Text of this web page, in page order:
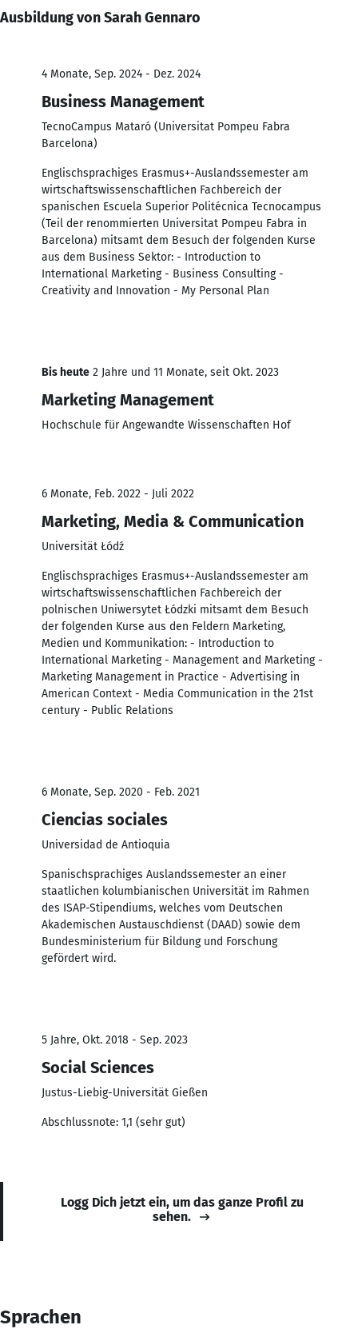
Ausbildung von Sarah Gennaro
4 Monate, Sep. 2024 - Dez. 2024
Business Management
TecnoCampus Mataró (Universitat Pompeu Fabra
Barcelona)
Englischsprachiges Erasmus+-Auslandssemester am
wirtschaftswissenschaftlichen Fachbereich der
spanischen Escuela Superior Politécnica Tecnocampus
(Teil der renommierten Universitat Pompeu Fabra in
Barcelona) mitsamt dem Besuch der folgenden Kurse
aus dem Business Sektor: - Introduction to
International Marketing - Business Consulting -
Creativity and Innovation - My Personal Plan
Bis heute 2 Jahre und 11 Monate, seit Okt. 2023
Marketing Management
Hochschule für Angewandte Wissenschaften Hof
6 Monate, Feb. 2022 - Juli 2022
Marketing, Media & Communication
Universität Łódź
Englischsprachiges Erasmus+-Auslandssemester am
wirtschaftswissenschaftlichen Fachbereich der
polnischen Uniwersytet Łódzki mitsamt dem Besuch
der folgenden Kurse aus den Feldern Marketing,
Medien und Kommunikation: - Introduction to
International Marketing - Management and Marketing -
Marketing Management in Practice - Advertising in
American Context - Media Communication in the 21st
century - Public Relations
6 Monate, Sep. 2020 - Feb. 2021
Ciencias sociales
Universidad de Antioquia
Spanischsprachiges Auslandssemester an einer
staatlichen kolumbianischen Universität im Rahmen
des ISAP-Stipendiums, welches vom Deutschen
Akademischen Austauschdienst (DAAD) sowie dem
Bundesministerium für Bildung und Forschung
gefördert wird.
5 Jahre, Okt. 2018 - Sep. 2023
Social Sciences
Justus-Liebig-Universität Gießen
Abschlussnote: 1,1 (sehr gut)
Logg Dich jetzt ein, um das ganze Profil zu
sehen.
Sprachen